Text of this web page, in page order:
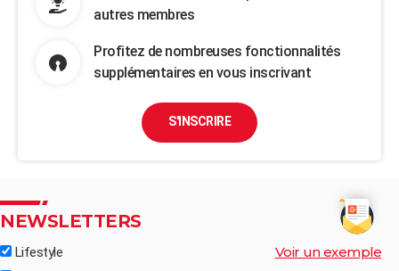
autres membres
Profitez de nombreuses fonctionnalités
supplémentaires en vous inscrivant
S'INSCRIRE
NEWSLETTERS
Lifestyle Voir un exemple